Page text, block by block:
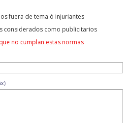
fuera de tema ó injuriantes
considerados como publicitarios
no cumplan estas normas